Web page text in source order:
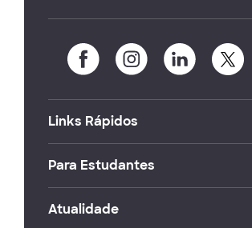
Links Rápidos
Para Estudantes
Atualidade